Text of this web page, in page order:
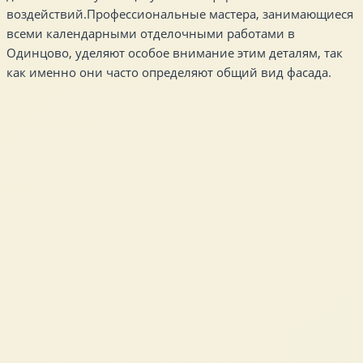
воздействий.Профессиональные мастера, занимающиеся
всеми календарными отделочными работами в
Одинцово, уделяют особое внимание этим деталям, так
как именно они часто определяют общий вид фасада.